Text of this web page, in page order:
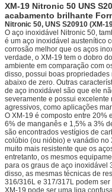
XM-19 Nitronic 50 UNS
acabamento brilhante
Nitronic 50, UNS S20910 (XM-
O aço inoxidável Nitronic 50,
é um aço inoxidável austenítico
corrosão melhor que os aços
verdade, o XM-19 tem o dobro
ambiente em comparação com
disso, possui boas
abaixo de zero. Outras
de aço inoxidável são que ele
severamente e possui
agressivos, como aplicações
O XM-19 é composto entre 20%
6% de manganês e 1,5% a 3%
são encontrados vestígios de
colúbio (ou nióbio) e vanádio no
muito mais resistente que os
entretanto, os mesmos
para os graus de aço inoxidável
disso, as mesmas técnicas de
316/316L e 317/317L podem
XM-19 pode ser uma liga